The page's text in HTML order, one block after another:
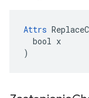
Attrs
  bool x
)